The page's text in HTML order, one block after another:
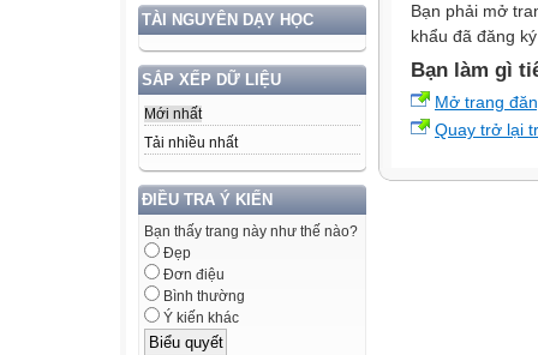
TÀI NGUYÊN DẠY HỌC
SẮP XẾP DỮ LIỆU
Mới nhất
Tải nhiều nhất
ĐIỀU TRA Ý KIẾN
Bạn thấy trang này như thế nào?
Đẹp
Đơn điệu
Bình thường
Ý kiến khác
Bạn phải mở
khẩu đã đăng
Bạn làm gì
Mở trang
Quay trở lại